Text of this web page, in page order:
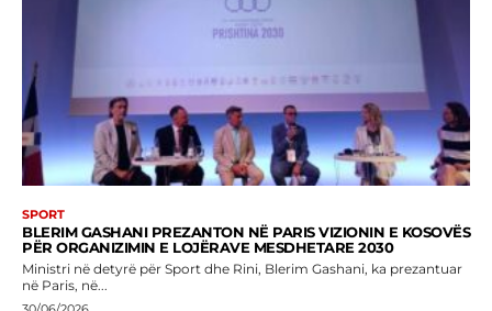
SPORT
BLERIM GASHANI PREZANTON NË PARIS VIZIONIN E KOSOVËS
PËR ORGANIZIMIN E LOJËRAVE MESDHETARE 2030
Ministri në detyrë për Sport dhe Rini, Blerim Gashani, ka prezantuar
në Paris, në...